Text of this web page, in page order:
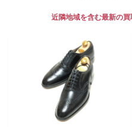
近隣地域を含む最新の買